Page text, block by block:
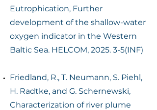
Eutrophication, Further
development of the shallow-water
oxygen indicator in the Western
Baltic Sea. HELCOM, 2025. 3-5(INF)
Friedland, R., T. Neumann, S. Piehl,
H. Radtke, and G. Schernewski,
Characterization of river plume